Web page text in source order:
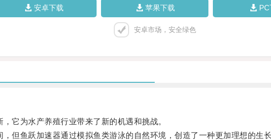
安卓下载 苹果下载 PC
安卓市场，安全绿色
为水产养殖行业带来了新的机遇和挑战。
鱼跃加速器通过模拟鱼类游泳的自然环境，创造了一种更加理想的生长